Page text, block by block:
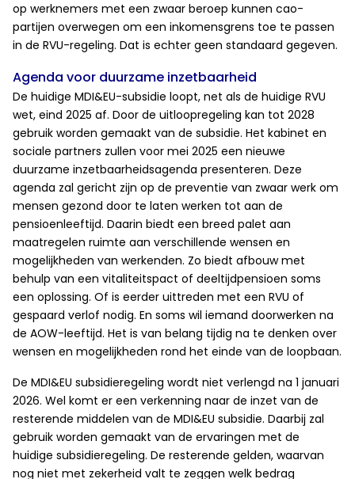
op werknemers met een zwaar beroep kunnen cao-
partijen overwegen om een inkomensgrens toe te passen
in de RVU-regeling. Dat is echter geen standaard gegeven.
Agenda voor duurzame inzetbaarheid
De huidige MDI&EU-subsidie loopt, net als de huidige RVU
wet, eind 2025 af. Door de uitloopregeling kan tot 2028
gebruik worden gemaakt van de subsidie. Het kabinet en
sociale partners zullen voor mei 2025 een nieuwe
duurzame inzetbaarheidsagenda presenteren. Deze
agenda zal gericht zijn op de preventie van zwaar werk om
mensen gezond door te laten werken tot aan de
pensioenleeftijd. Daarin biedt een breed palet aan
maatregelen ruimte aan verschillende wensen en
mogelijkheden van werkenden. Zo biedt afbouw met
behulp van een vitaliteitspact of deeltijdpensioen soms
een oplossing. Of is eerder uittreden met een RVU of
gespaard verlof nodig. En soms wil iemand doorwerken na
de AOW-leeftijd. Het is van belang tijdig na te denken over
wensen en mogelijkheden rond het einde van de loopbaan.
De MDI&EU subsidieregeling wordt niet verlengd na 1 januari
2026. Wel komt er een verkenning naar de inzet van de
resterende middelen van de MDI&EU subsidie. Daarbij zal
gebruik worden gemaakt van de ervaringen met de
huidige subsidieregeling. De resterende gelden, waarvan
nog niet met zekerheid valt te zeggen welk bedrag